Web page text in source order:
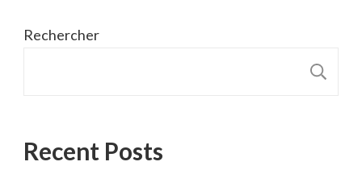
Rechercher
Recent Posts